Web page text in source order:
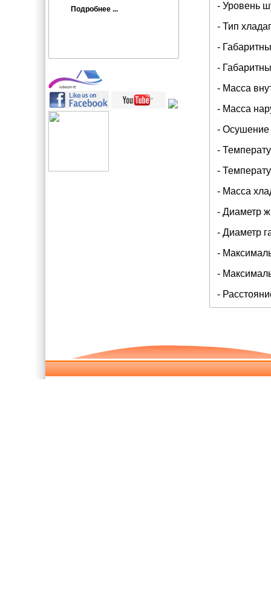
Подробнее ...
- Уровень
- Тип
-
-
- Масса
- Масса
- Осушение
-
-
- Масса
- Диаметр
- Диаметр
-
-
-